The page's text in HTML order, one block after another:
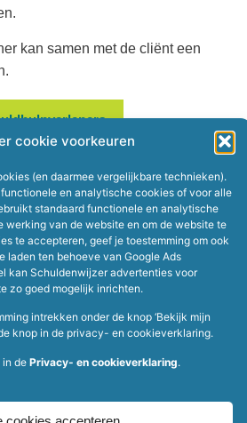
cookie voorkeuren
(en daarmee vergelijkbare technieken).
en analytische cookies of voor alle
standaard functionele en analytische
werking van de website en om de website te
te accepteren, geef je toestemming om ook
laden ten behoeve van Google Ads
kan Schuldenwijzer advertenties voor
zo goed mogelijk inrichten.
intrekken onder de knop ‘Bekijk mijn
knop in de privacy- en cookieverklaring.
in de Privacy- en cookieverklaring.
kan samen met de cliënt een
Werkgevers
Schuldhulpverleners
Hulp bij schulden
zijn de enige officiële websites